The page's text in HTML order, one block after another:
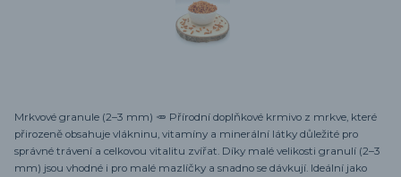
Mrkvové granule (2–3 mm) 🥕 Přírodní doplňkové krmivo z mrkve, které
přirozeně obsahuje vlákninu, vitamíny a minerální látky důležité pro
správné trávení a celkovou vitalitu zvířat. Díky malé velikosti granulí (2–3
mm) jsou vhodné i pro malé mazlíčky a snadno se dávkují. Ideální jako